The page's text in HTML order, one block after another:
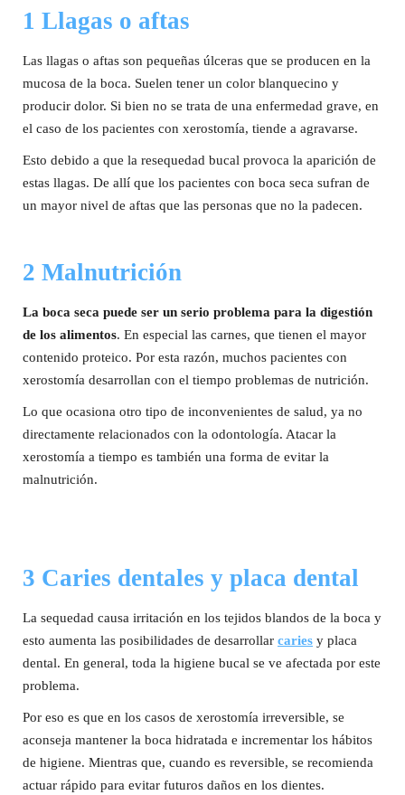
1 Llagas o aftas
Las llagas o aftas son pequeñas úlceras que se producen en la
mucosa de la boca. Suelen tener un color blanquecino y
producir dolor. Si bien no se trata de una enfermedad grave, en
el caso de los pacientes con xerostomía, tiende a agravarse.
Esto debido a que la resequedad bucal provoca la aparición de
estas llagas. De allí que los pacientes con boca seca sufran de
un mayor nivel de aftas que las personas que no la padecen.
2 Malnutrición
La boca seca puede ser un serio problema para la digestión
de los alimentos. En especial las carnes, que tienen el mayor
contenido proteico. Por esta razón, muchos pacientes con
xerostomía desarrollan con el tiempo problemas de nutrición.
Lo que ocasiona otro tipo de inconvenientes de salud, ya no
directamente relacionados con la odontología. Atacar la
xerostomía a tiempo es también una forma de evitar la
malnutrición.
3 Caries dentales y placa dental
La sequedad causa irritación en los tejidos blandos de la boca y
esto aumenta las posibilidades de desarrollar caries y placa
dental. En general, toda la higiene bucal se ve afectada por este
problema.
Por eso es que en los casos de xerostomía irreversible, se
aconseja mantener la boca hidratada e incrementar los hábitos
de higiene. Mientras que, cuando es reversible, se recomienda
actuar rápido para evitar futuros daños en los dientes.